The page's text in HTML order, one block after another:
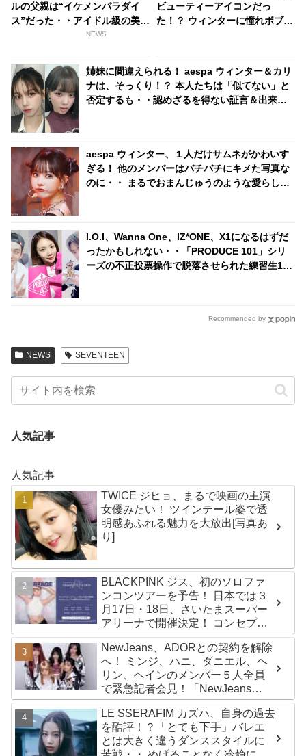
ルの父親は“イケメンパラダイ
ス”だった・・アイドル級の美貌
を放つ3人のアイドルの父親と
NEWS
ビューティーアイコンだっ
た！？ ウィンターに憧れボブに
していたことを渡辺直美が写真
で証明
姉妹に間違えられる！ aespa ウィンター＆カリ
ナは、そっくり！？ 本人たちは「似てない」と
否定するも・・認めざるを得ない証言＆出来事
aespa ウィンター、１人だけサムネがかわいす
ぎる！ 他のメンバーはバチバチにキメた写真な
のに・・ まるでおまんじゅうのような愛らしい
I.O.I、Wanna One、IZ*ONE、X1になるはずだ
ったかもしれない・・「PRODUCE 101」シリ
ーズの不正投票操作で脱落させられた練習生12
Recommended by
NEWS SEVENTEEN
人気記事
人気記事
TWICE ジヒョ、まるで映画の主演
女優みたい！ ツインテール姿で透
明感あふれる魅力を大放出[写真あ
り]
BLACKPINK ジス、初のソロファ
ンコンツアーを予告！ 日本では３
月17日・18日、さいたまスーパー
アリーナで開催決定！ コンセプト
は“愛のカケラ”！？ 14日には新ア
ルバム『AMORTAGE』もリリース
NewJeans、ADORとの契約を解除
へ！ ミンジ、ハニ、ダニエル、ヘ
リン、ヘインのメンバー５人全員
で緊急記者会見！「NewJeans
never dies!」と微笑みの宣言！
ADOR側、2029年まで契約有効と
主張
LE SSERAFIM カズハ、自身の過去
を酷評！？「とても下手」バレエ
とは大きく違うダンススタイルに